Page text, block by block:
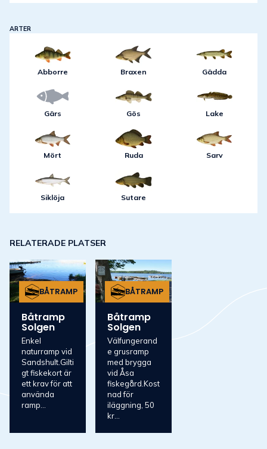
ARTER
Abborre Braxen Gädda
Gärs Gös Lake
Mört Ruda Sarv
Siklöja Sutare
RELATERADE PLATSER
BÅTRAMP
Båtramp
Solgen
Enkel
naturramp vid
Sandshult.Gilti
gt fiskekort är
ett krav för att
använda
ramp...
BÅTRAMP
Båtramp
Solgen
Välfungerand
e grusramp
med brygga
vid Åsa
fiskegård.Kost
nad för
iläggning, 50
kr...